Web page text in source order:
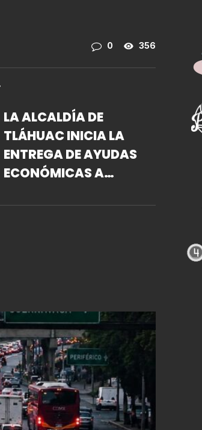
0 356
LA ALCALDÍA DE
TLÁHUAC INICIA LA
ENTREGA DE AYUDAS
ECONÓMICAS A
CULTURALES Y